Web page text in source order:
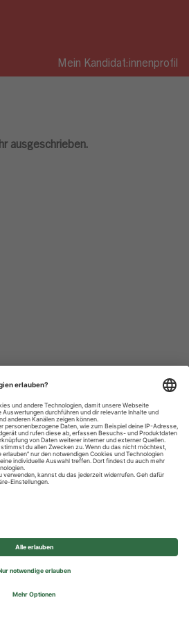
Mein Kandidat:innenprofil
ausgeschrieben.
Impressum
Einstellungen
Group - All rights reserved